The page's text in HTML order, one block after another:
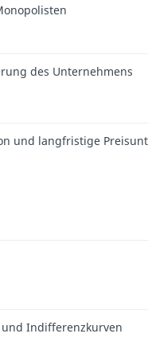
des Unternehmens
und langfristige
Indifferenzkurven